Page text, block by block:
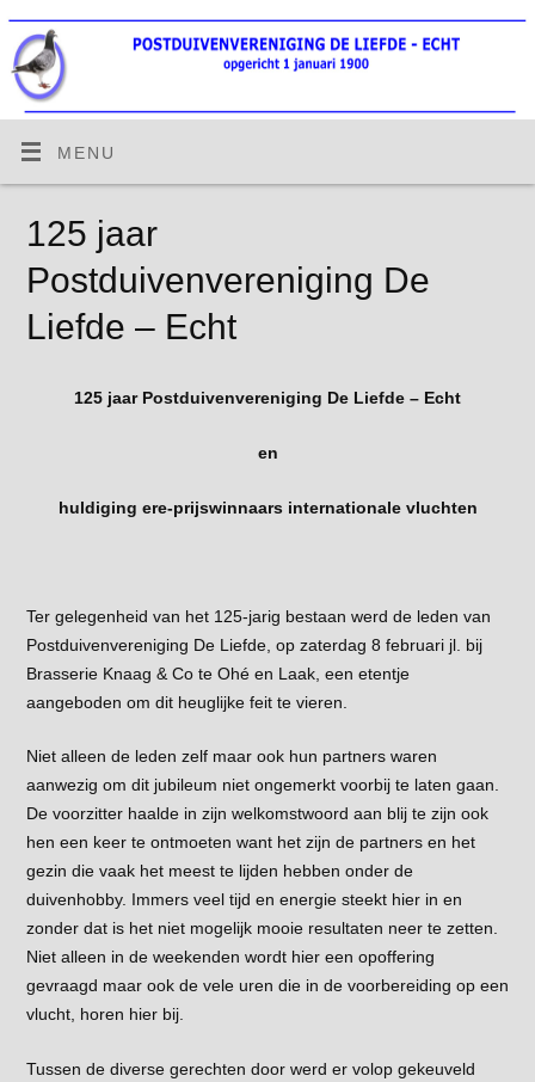
MENU
125 jaar
Postduivenvereniging De
Liefde – Echt
125 jaar Postduivenvereniging De Liefde – Echt
en
huldiging ere-prijswinnaars internationale vluchten
Ter gelegenheid van het 125-jarig bestaan werd de leden van
Postduivenvereniging De Liefde, op zaterdag 8 februari jl. bij
Brasserie Knaag & Co te Ohé en Laak, een etentje
aangeboden om dit heuglijke feit te vieren.
Niet alleen de leden zelf maar ook hun partners waren
aanwezig om dit jubileum niet ongemerkt voorbij te laten gaan.
De voorzitter haalde in zijn welkomstwoord aan blij te zijn ook
hen een keer te ontmoeten want het zijn de partners en het
gezin die vaak het meest te lijden hebben onder de
duivenhobby. Immers veel tijd en energie steekt hier in en
zonder dat is het niet mogelijk mooie resultaten neer te zetten.
Niet alleen in de weekenden wordt hier een opoffering
gevraagd maar ook de vele uren die in de voorbereiding op een
vlucht, horen hier bij.
Tussen de diverse gerechten door werd er volop gekeuveld